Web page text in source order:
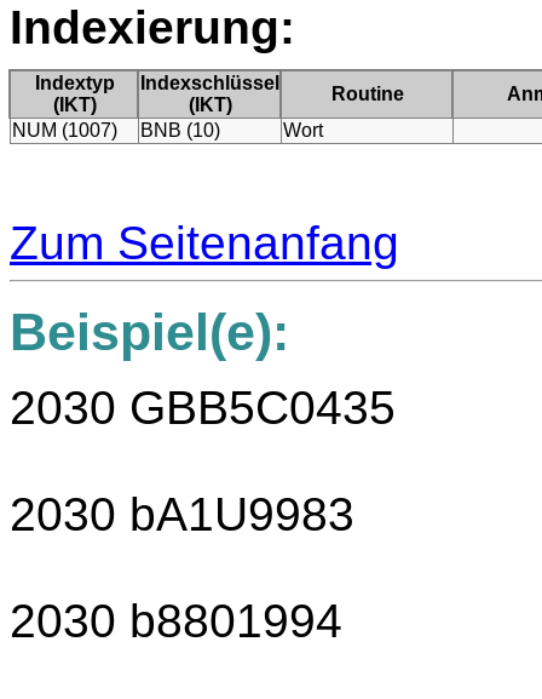
Indexierung:
Indextyp
(IKT)
Indexschlüssel
(IKT)
Routine
NUM (1007)
BNB (10) Wort
Zum Seitenanfang
Beispiel(e):
2030 GBB5C0435
2030 bA1U9983
2030 b8801994